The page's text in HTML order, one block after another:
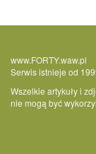
Serwis istnieje od
Wszelkie artykuły i
nie mogą być